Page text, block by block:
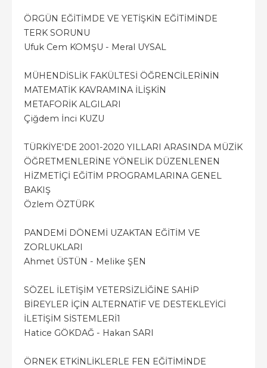
ÖRGÜN EĞİTİMDE VE YETİŞKİN EĞİTİMİNDE
TERK SORUNU
Ufuk Cem KOMŞU - Meral UYSAL
MÜHENDİSLİK FAKÜLTESİ ÖĞRENCİLERİNİN
MATEMATİK KAVRAMINA İLİŞKİN
METAFORİK ALGILARI
Çiğdem İnci KUZU
TÜRKİYE'DE 2001-2020 YILLARI ARASINDA MÜZİK
ÖĞRETMENLERİNE YÖNELİK DÜZENLENEN
HİZMETİÇİ EĞİTİM PROGRAMLARINA GENEL
BAKIŞ
Özlem ÖZTÜRK
PANDEMİ DÖNEMİ UZAKTAN EĞİTİM VE
ZORLUKLARI
Ahmet ÜSTÜN - Melike ŞEN
SÖZEL İLETİŞİM YETERSİZLİĞİNE SAHİP
BİREYLER İÇİN ALTERNATİF VE DESTEKLEYİCİ
İLETİŞİM SİSTEMLERİ1
Hatice GÖKDAĞ - Hakan SARI
ÖRNEK ETKİNLİKLERLE FEN EĞİTİMİNDE